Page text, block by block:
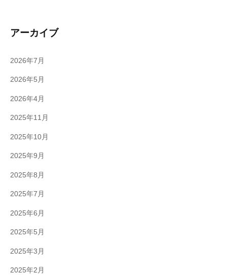
アーカイブ
2026年7月
2026年5月
2026年4月
2025年11月
2025年10月
2025年9月
2025年8月
2025年7月
2025年6月
2025年5月
2025年3月
2025年2月